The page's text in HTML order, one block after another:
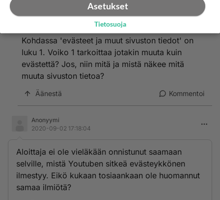
Anonyymi
2020-08-19 15:09:13
Kohdassa 'evästeet ja muut sivuston tiedot' on
luku 1. Voiko 1 tarkoittaa jotakin muuta kuin
evästettä? Jos, niin mitä ja mistä näkee mitä
muuta sivuston tietoa?
Äänestä Kommentoi
Anonyymi
2020-09-02 17:18:04
Aloittaja ei ole vieläkään onnistunut saamaan
selville, mistä Youtuben sitkeä evästeykkönen
ilmestyy. Eikö kukaan tosiaankaan ole huomannut
samaa ilmiötä?
Asetukset
Tietosuoja